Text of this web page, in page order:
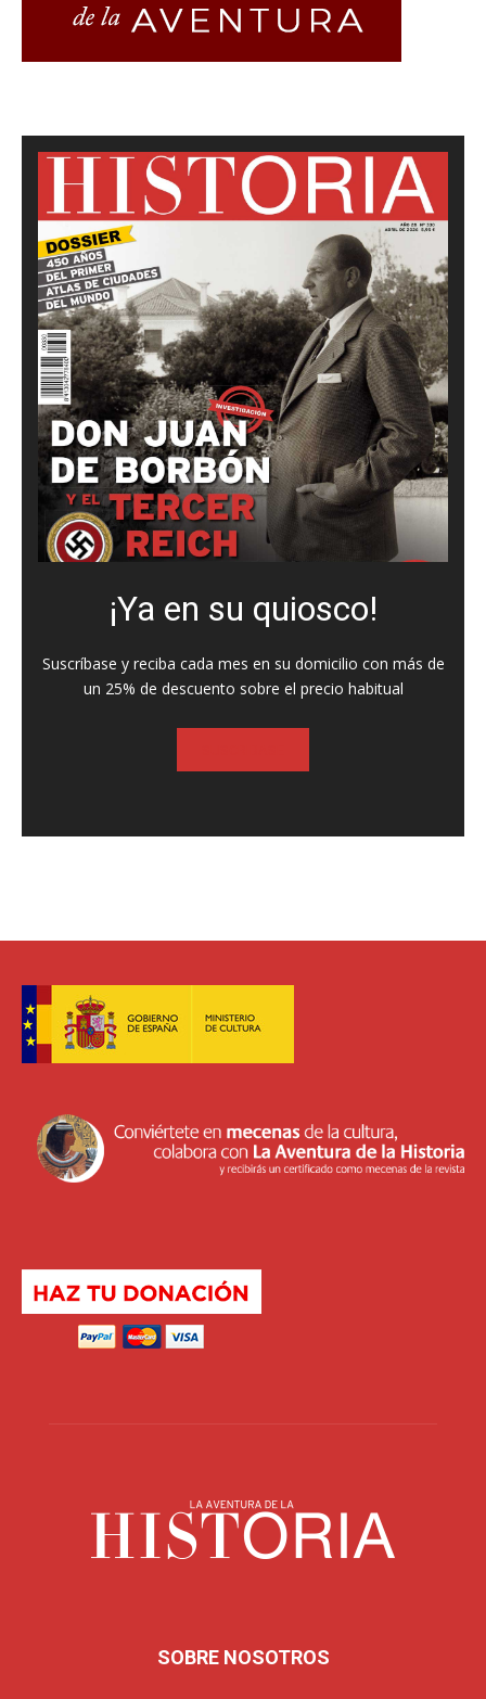
¡Ya en su quiosco!
Suscríbase y reciba cada mes en su domicilio con más de
un 25% de descuento sobre el precio habitual
SOBRE NOSOTROS